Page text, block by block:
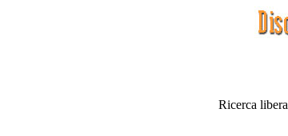
Ricerca libera